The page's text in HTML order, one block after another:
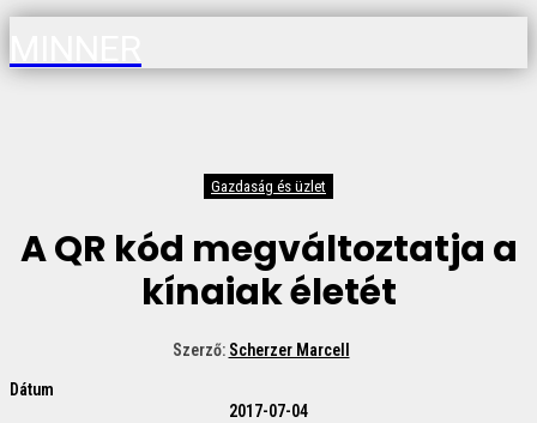
Gazdaság és üzlet
A QR kód megváltoztatja a
kínaiak életét
Szerző: Scherzer Marcell
Dátum
2017-07-04